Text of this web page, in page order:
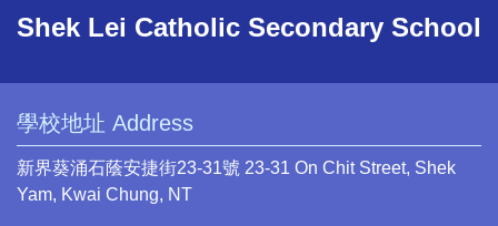
Shek Lei Catholic Secondary School
學校地址 Address
新界葵涌石蔭安捷街23-31號 23-31 On Chit Street, Shek
Yam, Kwai Chung, NT